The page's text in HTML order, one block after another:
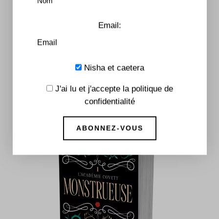
Serment Millénaire
Email:
Nisha et caetera
J'ai lu et j'accepte la politique de
confidentialité